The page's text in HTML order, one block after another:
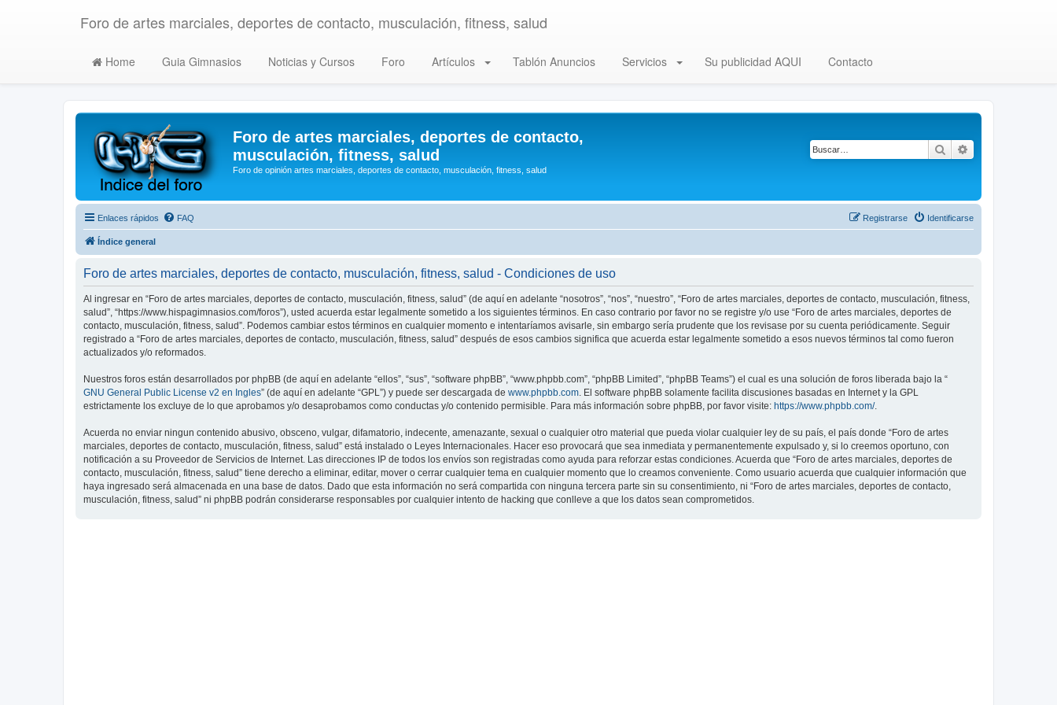
Foro de artes marciales, deportes de contacto, musculación, fitness, salud
Home Guia Gimnasios Noticias y Cursos Foro Artículos Tablón Anuncios Servicios Su publicidad AQUI Contacto
Foro de artes marciales, deportes de contacto,
musculación, fitness, salud
Foro de opinión artes marciales, deportes de contacto, musculación, fitness, salud
Buscar
Enlaces rápidos FAQ Identificarse
Registrarse
Índice general
Foro de artes marciales, deportes de contacto, musculación, fitness, salud - Condiciones de uso
Al ingresar en “Foro de artes marciales, deportes de contacto, musculación, fitness, salud” (de aquí en adelante “nosotros”, “nos”, “nuestro”, “Foro de artes marciales, deportes de contacto, musculación, fitness,
salud”, “https://www.hispagimnasios.com/foros”), usted acuerda estar legalmente sometido a los siguientes términos. En caso contrario por favor no se registre y/o use “Foro de artes marciales, deportes de
contacto, musculación, fitness, salud”. Podemos cambiar estos términos en cualquier momento e intentaríamos avisarle, sin embargo sería prudente que los revisase por su cuenta periódicamente. Seguir
registrado a “Foro de artes marciales, deportes de contacto, musculación, fitness, salud” después de esos cambios significa que acuerda estar legalmente sometido a esos nuevos términos tal como fueron
actualizados y/o reformados.
Nuestros foros están desarrollados por phpBB (de aquí en adelante “ellos”, “sus”, “software phpBB”, “www.phpbb.com”, “phpBB Limited”, “phpBB Teams”) el cual es una solución de foros liberada bajo la “
GNU General Public License v2 en Ingles” (de aquí en adelante “GPL”) y puede ser descargada de www.phpbb.com. El software phpBB solamente facilita discusiones basadas en Internet y la GPL
estrictamente los excluye de lo que aprobamos y/o desaprobamos como conductas y/o contenido permisible. Para más información sobre phpBB, por favor visite: https://www.phpbb.com/.
Acuerda no enviar ningun contenido abusivo, obsceno, vulgar, difamatorio, indecente, amenazante, sexual o cualquier otro material que pueda violar cualquier ley de su país, el país donde “Foro de artes
marciales, deportes de contacto, musculación, fitness, salud” está instalado o Leyes Internacionales. Hacer eso provocará que sea inmediata y permanentemente expulsado y, si lo creemos oportuno, con
notificación a su Proveedor de Servicios de Internet. Las direcciones IP de todos los envíos son registradas como ayuda para reforzar estas condiciones. Acuerda que “Foro de artes marciales, deportes de
contacto, musculación, fitness, salud” tiene derecho a eliminar, editar, mover o cerrar cualquier tema en cualquier momento que lo creamos conveniente. Como usuario acuerda que cualquier información que
haya ingresado será almacenada en una base de datos. Dado que esta información no será compartida con ninguna tercera parte sin su consentimiento, ni “Foro de artes marciales, deportes de contacto,
musculación, fitness, salud” ni phpBB podrán considerarse responsables por cualquier intento de hacking que conlleve a que los datos sean comprometidos.